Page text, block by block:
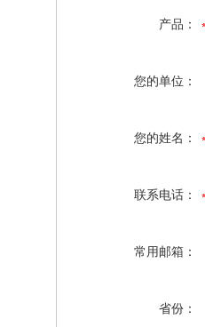
产品：
您的单位：
您的姓名：
联系电话：
常用邮箱：
省份：